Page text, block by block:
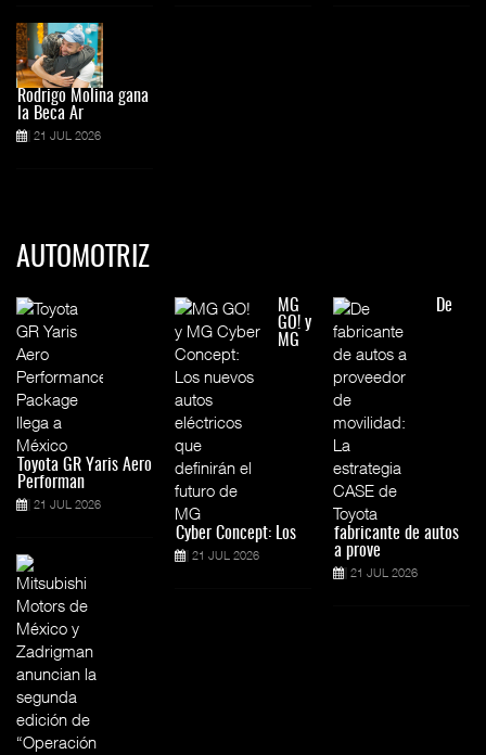
Rodrigo Molina gana
la Beca Ar
21 JUL 2026
AUTOMOTRIZ
Toyota GR Yaris Aero
Performan
21 JUL 2026
MG
GO! y
MG
Cyber Concept: Los
21 JUL 2026
De
fabricante de autos
a prove
21 JUL 2026